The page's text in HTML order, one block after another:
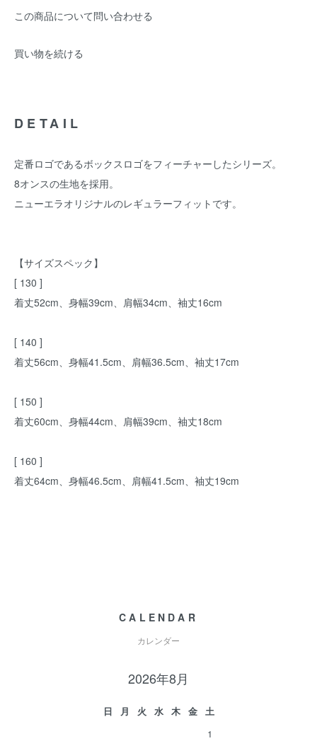
この商品について問い合わせる
買い物を続ける
DETAIL
定番ロゴであるボックスロゴをフィーチャーしたシリーズ。
8オンスの生地を採用。
ニューエラオリジナルのレギュラーフィットです。
【サイズスペック】
[ 130 ]
着丈52cm、身幅39cm、肩幅34cm、袖丈16cm
[ 140 ]
着丈56cm、身幅41.5cm、肩幅36.5cm、袖丈17cm
[ 150 ]
着丈60cm、身幅44cm、肩幅39cm、袖丈18cm
[ 160 ]
着丈64cm、身幅46.5cm、肩幅41.5cm、袖丈19cm
CALENDAR
カレンダー
2026年8月
日 月 火 水 木 金
土
1